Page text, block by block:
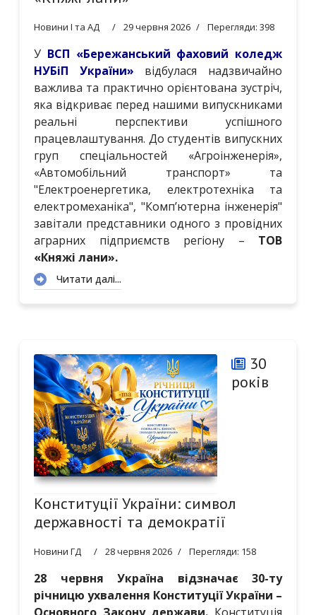
Новини І та АД 29 червня 2026 Перегляди: 398
У ВСП «Бережанський фаховий коледж
НУБіП України» відбулася надзвичайно
важлива та практично орієнтована зустріч,
яка відкриває перед нашими випускниками
реальні перспективи успішного
працевлаштування. До студентів випускних
груп спеціальностей «Агроінженерія»,
«Автомобільний транспорт» та
"Електроенергетика, електротехніка та
електромеханіка", "Комп’ютерна інженерія"
завітали представники одного з провідних
аграрних підприємств регіону – ТОВ
«Княжі лани».
Читати далі...
30
років
Конституції України: символ
державності та демократії
Новини ГД 28 червня 2026 Перегляди: 158
28 червня Україна відзначає 30-ту
річницю ухвалення Конституції України –